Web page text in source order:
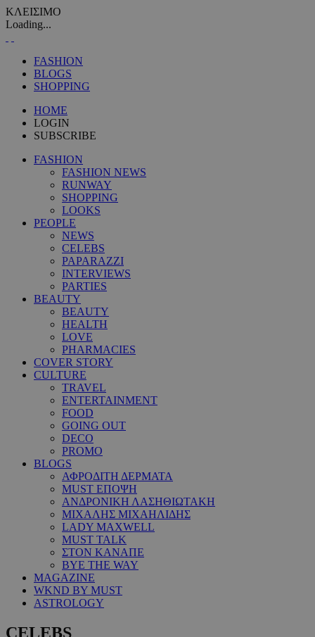
ΚΛΕΙΣΙΜΟ
Loading...
FASHION
BLOGS
SHOPPING
HOME
LOGIN
SUBSCRIBE
FASHION
FASHION NEWS
RUNWAY
SHOPPING
LOOKS
PEOPLE
NEWS
CELEBS
PAPARAZZI
INTERVIEWS
PARTIES
BEAUTY
BEAUTY
HEALTH
LOVE
PHARMACIES
COVER STORY
CULTURE
TRAVEL
ENTERTAINMENT
FOOD
GOING OUT
DECO
PROMO
BLOGS
ΑΦΡΟΔΙΤΗ ΔΕΡΜΑΤΑ
MUST ΕΠΟΨΗ
ΑΝΔΡΟΝΙΚΗ ΛΑΣΗΘΙΩΤΑΚΗ
ΜΙΧΑΛΗΣ ΜΙΧΑΗΛΙΔΗΣ
LADY MAXWELL
MUST TALK
ΣΤΟΝ ΚΑΝΑΠΕ
BYE THE WAY
MAGAZINE
WKND BY MUST
ASTROLOGY
CELEBS